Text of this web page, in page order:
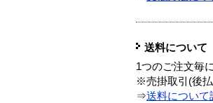
送料について
1つのご注文毎
※売掛取引(後払
⇒送料について